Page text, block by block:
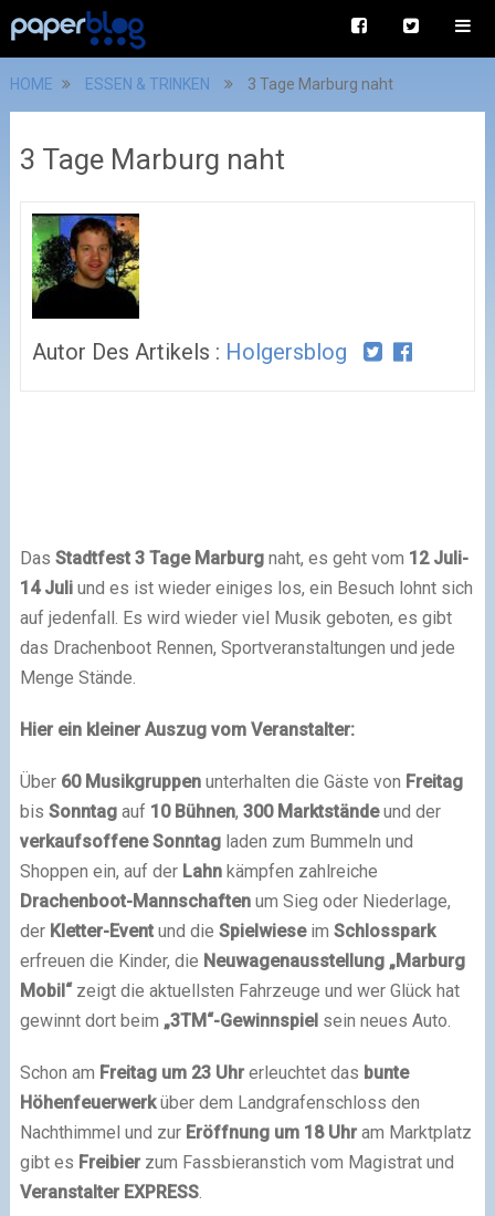
HOME ESSEN & TRINKEN 3 Tage Marburg naht
3 Tage Marburg naht
Autor Des Artikels : Holgersblog
Das Stadtfest 3 Tage Marburgnaht, es geht vom 12 Juli-
14 Juliund es ist wieder einiges los, ein Besuch lohnt sich
auf jedenfall. Es wird wieder viel Musik geboten, es gibt
das Drachenboot Rennen, Sportveranstaltungen und jede
Menge Stände.
Hier ein kleiner Auszug vom Veranstalter:
Über 60 Musikgruppenunterhalten die Gäste von Freitag
bis Sonntagauf 10 Bühnen, 300 Marktständeund der
verkaufsoffene Sonntagladen zum Bummeln und
Shoppen ein, auf derLahnkämpfen zahlreiche
Drachenboot-Mannschaftenum Sieg oder Niederlage,
der Kletter-Eventund die Spielwieseim Schlosspark
erfreuen die Kinder, die Neuwagenausstellung „Marburg
Mobil“zeigt die aktuellsten Fahrzeuge und wer Glück hat
gewinnt dort beim „3TM“-Gewinnspielsein neues Auto.
Schon am Freitag um 23 Uhrerleuchtet das bunte
Höhenfeuerwerküber dem Landgrafenschloss den
Nachthimmel und zurEröffnung um 18 Uhram Marktplatz
gibt es Freibierzum Fassbieranstich vom Magistrat und
Veranstalter EXPRESS.